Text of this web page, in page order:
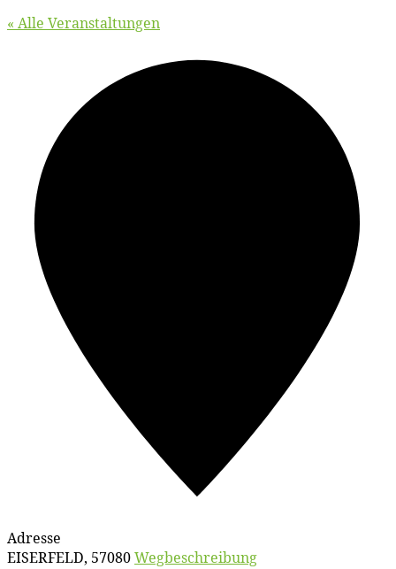
« Alle Veranstaltungen
Adresse
EISERFELD, 57080Wegbeschreibung